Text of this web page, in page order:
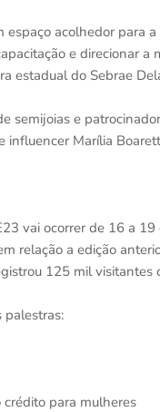
espaço acolhedor para
e direcionar
estadual do Sebrae
semijoias e
influencer Marília
vai ocorrer de 16 a
relação a edição
125 mil
palestras:
para mulheres